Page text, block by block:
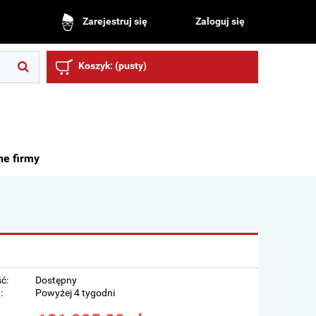
Zarejestruj się Zaloguj się
Koszyk: (pusty)
firmy
Dostępny
Powyżej 4 tygodni